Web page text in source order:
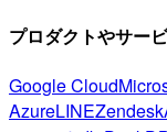
プロダクトやサー
Google Cloud
AzureLINEZendesk